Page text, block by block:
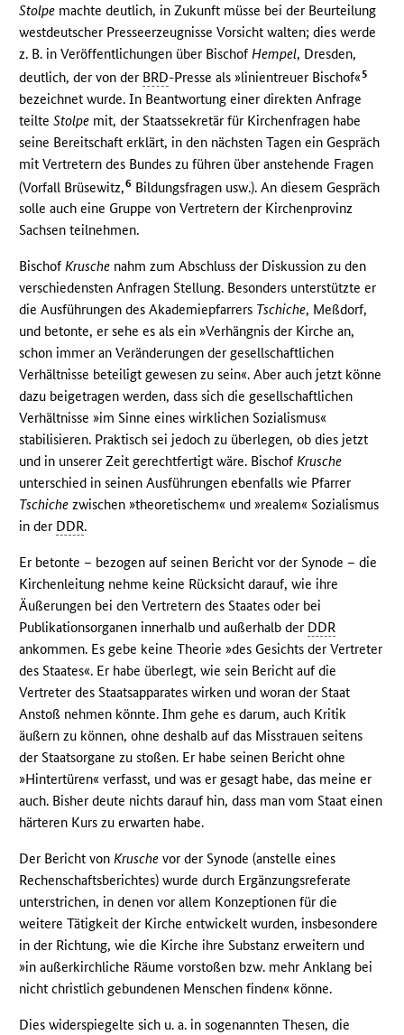
Stolpe machte deutlich, in Zukunft müsse bei der Beurteilung
westdeutscher Presseerzeugnisse Vorsicht walten; dies werde
z. B. in Veröffentlichungen über Bischof Hempel, Dresden,
deutlich, der von der BRD-Presse als »linientreuer Bischof« 5
bezeichnet wurde. In Beantwortung einer direkten Anfrage
teilteStolpe mit, der Staatssekretär für Kirchenfragen habe
seine Bereitschaft erklärt, in den nächsten Tagen ein Gespräch
mit Vertretern des Bundes zu führen über anstehende Fragen
(Vorfall Brüsewitz,6 Bildungsfragen usw.). An diesem Gespräch
solle auch eine Gruppe von Vertretern der Kirchenprovinz
Sachsen teilnehmen.
BischofKrusche nahm zum Abschluss der Diskussion zu den
verschiedensten Anfragen Stellung. Besonders unterstützte er
die Ausführungen des Akademiepfarrers Tschiche, Meßdorf,
und betonte, er sehe es als ein »Verhängnis der Kirche an,
schon immer an Veränderungen der gesellschaftlichen
Verhältnisse beteiligt gewesen zu sein«. Aber auch jetzt könne
dazu beigetragen werden, dass sich die gesellschaftlichen
Verhältnisse »im Sinne eines wirklichen Sozialismus«
stabilisieren. Praktisch sei jedoch zu überlegen, ob dies jetzt
und in unserer Zeit gerechtfertigt wäre. BischofKrusche
unterschied in seinen Ausführungen ebenfalls wie Pfarrer
Tschiche zwischen »theoretischem« und »realem« Sozialismus
in der DDR.
Er betonte – bezogen auf seinen Bericht vor der Synode – die
Kirchenleitung nehme keine Rücksicht darauf, wie ihre
Äußerungen bei den Vertretern des Staates oder bei
Publikationsorganen innerhalb und außerhalb der DDR
ankommen. Es gebe keine Theorie »des Gesichts der Vertreter
des Staates«. Er habe überlegt, wie sein Bericht auf die
Vertreter des Staatsapparates wirken und woran der Staat
Anstoß nehmen könnte. Ihm gehe es darum, auch Kritik
äußern zu können, ohne deshalb auf das Misstrauen seitens
der Staatsorgane zu stoßen. Er habe seinen Bericht ohne
»Hintertüren« verfasst, und was er gesagt habe, das meine er
auch. Bisher deute nichts darauf hin, dass man vom Staat einen
härteren Kurs zu erwarten habe.
Der Bericht vonKrusche vor der Synode (anstelle eines
Rechenschaftsberichtes) wurde durch Ergänzungsreferate
unterstrichen, in denen vor allem Konzeptionen für die
weitere Tätigkeit der Kirche entwickelt wurden, insbesondere
in der Richtung, wie die Kirche ihre Substanz erweitern und
»in außerkirchliche Räume vorstoßen bzw. mehr Anklang bei
nicht christlich gebundenen Menschen finden« könne.
Dies widerspiegelte sich u. a. in sogenannten Thesen, die